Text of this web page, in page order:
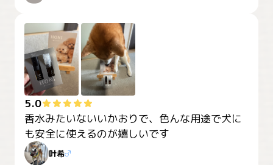
5.0
香水みたいないいかおりで、色んな用途で犬に
叶希♂